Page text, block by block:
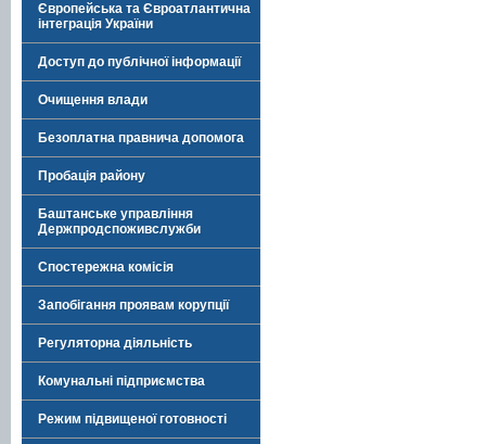
Європейська та Євроатлантична
інтеграція України
Доступ до публічної інформації
Очищення влади
Безоплатна правнича допомога
Пробація району
Баштанське управління
Держпродспоживслужби
Спостережна комісія
Запобігання проявам корупції
Регуляторна діяльність
Комунальні підприємства
Режим підвищеної готовності